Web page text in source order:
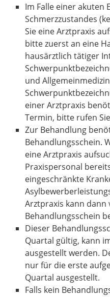
Im Falle einer akuten
Schmerzzustandes
Sie eine Arztpraxis
bitte zuerst an eine
hausärztlich tätiger
und
einer Arztpraxis
Termin, bitte rufen
Zur Behandlung
Behandlungsschein.
eine Arztpraxis
Praxispersonal
eingeschränkte
Arztpraxis kann
Behandlungsschein
Dieser
Quartal gültig, kann
ausgestellt werden.
nur für die erste
Quartal ausgestellt.
Falls kein